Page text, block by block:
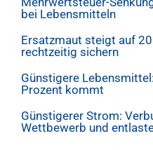
bei Lebensmitteln
Ersatzmaut steigt auf
rechtzeitig sichern
Günstigere
Prozent kommt
Günstigerer Strom:
Wettbewerb und